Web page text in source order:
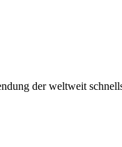
der weltweit